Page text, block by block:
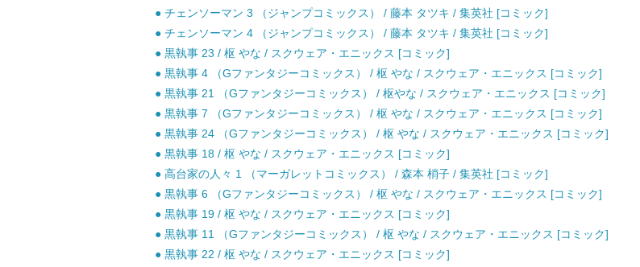
● チェンソーマン 3 （ジャンプコミックス） / 藤本 タツキ / 集英社 [コミック]
● チェンソーマン 4 （ジャンプコミックス） / 藤本 タツキ / 集英社 [コミック]
● 黒執事 23 / 枢 やな / スクウェア・エニックス [コミック]
● 黒執事 4 （Gファンタジーコミックス） / 枢 やな / スクウェア・エニックス [コミック]
● 黒執事 21 （Gファンタジーコミックス） / 枢やな / スクウェア・エニックス [コミック]
● 黒執事 7 （Gファンタジーコミックス） / 枢 やな / スクウェア・エニックス [コミック]
● 黒執事 24 （Gファンタジーコミックス） / 枢 やな / スクウェア・エニックス [コミック]
● 黒執事 18 / 枢 やな / スクウェア・エニックス [コミック]
● 高台家の人々 1 （マーガレットコミックス） / 森本 梢子 / 集英社 [コミック]
● 黒執事 6 （Gファンタジーコミックス） / 枢 やな / スクウェア・エニックス [コミック]
● 黒執事 19 / 枢 やな / スクウェア・エニックス [コミック]
● 黒執事 11 （Gファンタジーコミックス） / 枢 やな / スクウェア・エニックス [コミック]
● 黒執事 22 / 枢 やな / スクウェア・エニックス [コミック]